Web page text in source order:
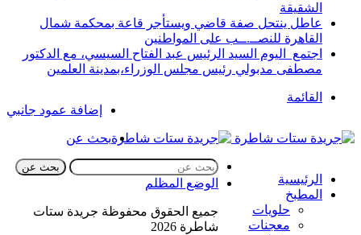
الشقيقة
عاطل ينتحل صفة قاضي ويستأجر قاعة بمحكمة شمال
القاهرة للنصــ.ــب على المواطنين
اجتمع اليوم السيد الرئيس عبد الفتاح السيسي، مع الدكتور
مصطفى مدبولي رئيس مجلس الوزراء،بمدينة العلمين
إضافة عمود جانبي
القائمة
بحث عن
الرئيسية
المطبخ
حلويات
معجنات
بحث عن
الوضع المظلم
جميع الحقوق محفوظة جريدة ستات
شاطرة 2026